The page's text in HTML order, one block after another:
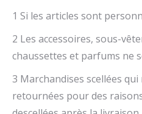
1 Si les articles sont
2 Les accessoires, sous-
chaussettes et parfums ne
3 Marchandises scellées
retournées pour des